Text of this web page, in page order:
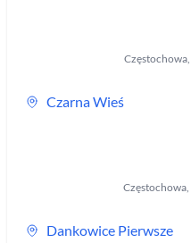
Częstochowa,
Czarna Wieś
Częstochowa,
Dankowice Pierwsze